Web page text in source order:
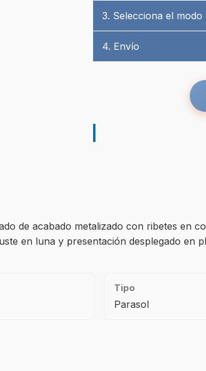
3. Selecciona el modo
4. Envío
de acabado metalizado con ribetes en
en luna y presentación desplegado en
Tipo
Parasol